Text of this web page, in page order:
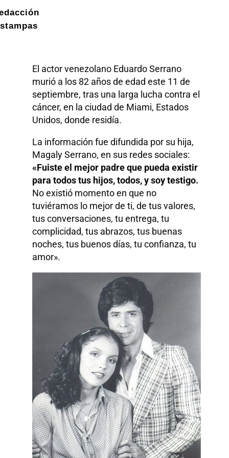
El actor venezolano Eduardo Serrano
murió a los 82 años de edad este 11 de
septiembre, tras una larga lucha contra el
cáncer, en la ciudad de Miami, Estados
Unidos, donde residía.
La información fue difundida por su hija,
Magaly Serrano, en sus redes sociales:
«Fuiste el mejor padre que pueda existir
para todos tus hijos, todos, y soy testigo.
No existió momento en que no
tuviéramos lo mejor de ti, de tus valores,
tus conversaciones, tu entrega, tu
complicidad, tus abrazos, tus buenas
noches, tus buenos días, tu confianza, tu
amor».